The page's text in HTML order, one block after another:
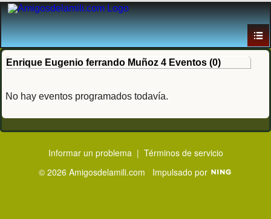
Enrique Eugenio ferrando Muñoz 4 Eventos (0)
No hay eventos programados todavía.
Informar un problema | Términos de servicio
© 2026 Amigosdelamili.com Impulsado por